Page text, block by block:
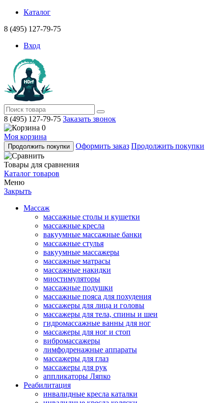
Каталог
8 (495) 127-79-75
Вход
8 (495) 127-79-75 Заказать звонок
0
Моя корзина
Продолжить покупки Оформить заказ Продолжить покупки
Товары для сравнения
Каталог товаров
Меню
Закрыть
Массаж
массажные столы и кушетки
массажные кресла
вакуумные массажные банки
массажные стулья
вакуумные массажеры
массажные матрасы
массажные накидки
миостимуляторы
массажные подушки
массажные пояса для похудения
массажеры для лица и головы
массажеры для тела, спины и шеи
гидромассажные ванны для ног
массажеры для ног и стоп
вибромассажеры
лимфодренажные аппараты
массажеры для глаз
массажеры для рук
аппликаторы Ляпко
Реабилитация
инвалидные кресла каталки